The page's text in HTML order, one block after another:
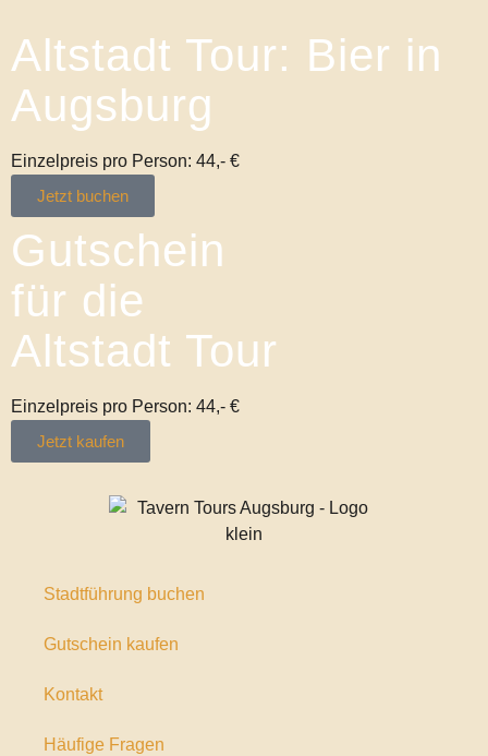
Altstadt Tour: Bier in
Augsburg
Einzelpreis pro Person: 44,- €
Jetzt buchen
Gutschein
für die
Altstadt Tour
Einzelpreis pro Person: 44,- €
Jetzt kaufen
Stadtführung buchen
Gutschein kaufen
Kontakt
Häufige Fragen